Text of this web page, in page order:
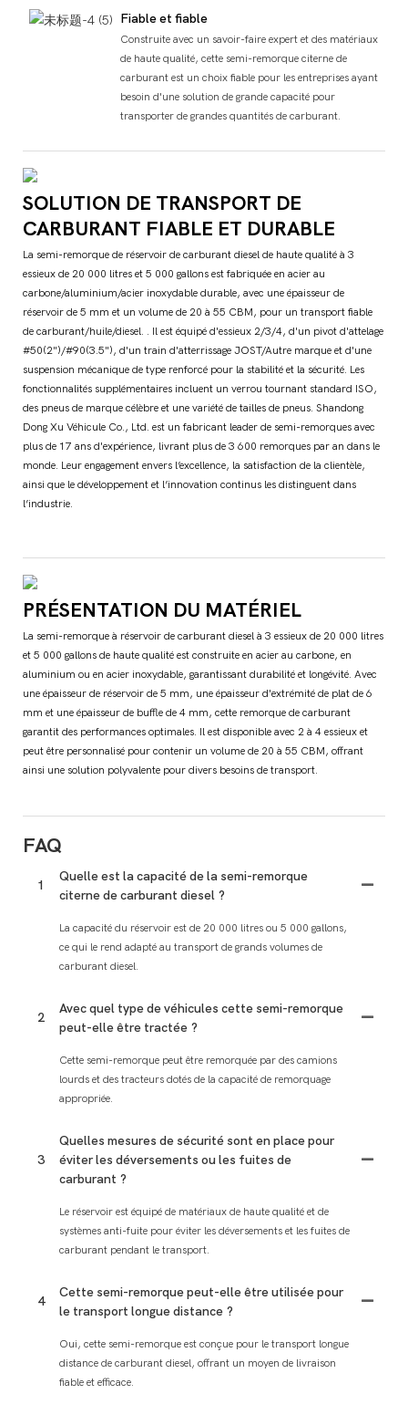
Fiable et fiable
Construite avec un savoir-faire expert et des matériaux
de haute qualité, cette semi-remorque citerne de
carburant est un choix fiable pour les entreprises ayant
besoin d'une solution de grande capacité pour
transporter de grandes quantités de carburant.
SOLUTION DE TRANSPORT DE
CARBURANT FIABLE ET DURABLE
La semi-remorque de réservoir de carburant diesel de haute qualité à 3
essieux de 20 000 litres et 5 000 gallons est fabriquée en acier au
carbone/aluminium/acier inoxydable durable, avec une épaisseur de
réservoir de 5 mm et un volume de 20 à 55 CBM, pour un transport fiable
de carburant/huile/diesel. . Il est équipé d'essieux 2/3/4, d'un pivot d'attelage
#50(2")/#90(3.5"), d'un train d'atterrissage JOST/Autre marque et d'une
suspension mécanique de type renforcé pour la stabilité et la sécurité. Les
fonctionnalités supplémentaires incluent un verrou tournant standard ISO,
des pneus de marque célèbre et une variété de tailles de pneus. Shandong
Dong Xu Véhicule Co., Ltd. est un fabricant leader de semi-remorques avec
plus de 17 ans d'expérience, livrant plus de 3 600 remorques par an dans le
monde. Leur engagement envers l’excellence, la satisfaction de la clientèle,
ainsi que le développement et l’innovation continus les distinguent dans
l’industrie.
PRÉSENTATION DU MATÉRIEL
La semi-remorque à réservoir de carburant diesel à 3 essieux de 20 000 litres
et 5 000 gallons de haute qualité est construite en acier au carbone, en
aluminium ou en acier inoxydable, garantissant durabilité et longévité. Avec
une épaisseur de réservoir de 5 mm, une épaisseur d'extrémité de plat de 6
mm et une épaisseur de buffle de 4 mm, cette remorque de carburant
garantit des performances optimales. Il est disponible avec 2 à 4 essieux et
peut être personnalisé pour contenir un volume de 20 à 55 CBM, offrant
ainsi une solution polyvalente pour divers besoins de transport.
FAQ
1
Quelle est la capacité de la semi-remorque
citerne de carburant diesel ?
La capacité du réservoir est de 20 000 litres ou 5 000 gallons,
ce qui le rend adapté au transport de grands volumes de
carburant diesel.
2
Avec quel type de véhicules cette semi-remorque
peut-elle être tractée ?
Cette semi-remorque peut être remorquée par des camions
lourds et des tracteurs dotés de la capacité de remorquage
appropriée.
3
Quelles mesures de sécurité sont en place pour
éviter les déversements ou les fuites de
carburant ?
Le réservoir est équipé de matériaux de haute qualité et de
systèmes anti-fuite pour éviter les déversements et les fuites de
carburant pendant le transport.
4
Cette semi-remorque peut-elle être utilisée pour
le transport longue distance ?
Oui, cette semi-remorque est conçue pour le transport longue
distance de carburant diesel, offrant un moyen de livraison
fiable et efficace.